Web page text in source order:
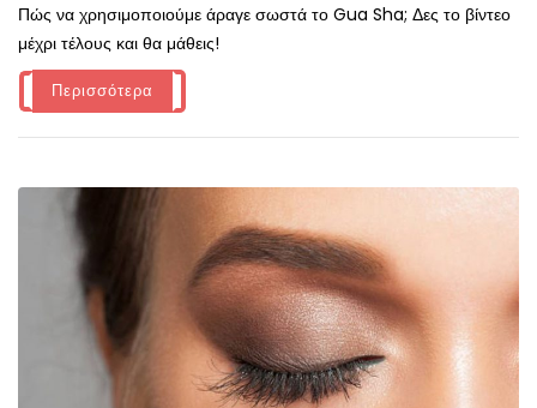
Πώς να χρησιμοποιούμε άραγε σωστά το Gua Sha; Δες το βίντεο
μέχρι τέλους και θα μάθεις!
Περισσότερα